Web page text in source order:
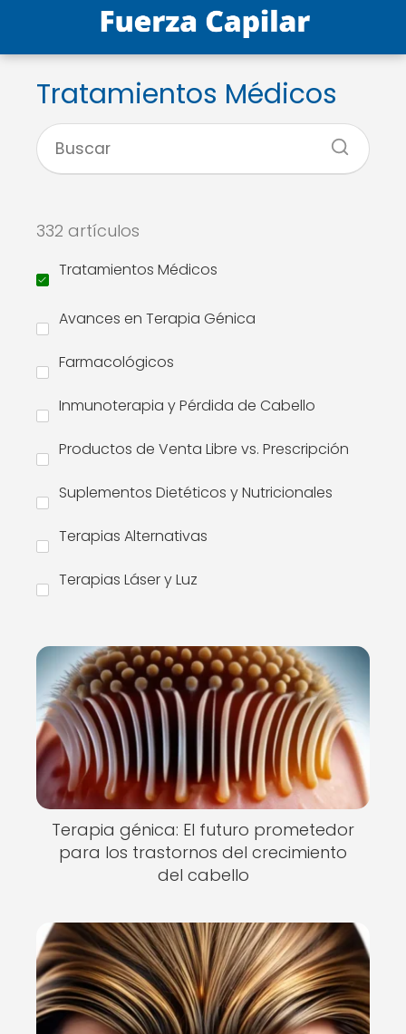
Tratamientos Médicos
332 artículos
Tratamientos Médicos
Avances en Terapia Génica
Farmacológicos
Inmunoterapia y Pérdida de Cabello
Productos de Venta Libre vs. Prescripción
Suplementos Dietéticos y Nutricionales
Terapias Alternativas
Terapias Láser y Luz
Terapia génica: El futuro prometedor
para los trastornos del crecimiento
del cabello